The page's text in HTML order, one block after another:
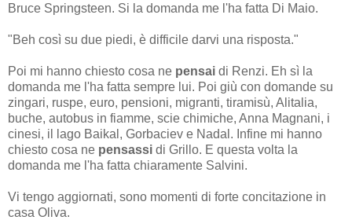
Bruce Springsteen. Si la domanda me l'ha fatta Di Maio.
"Beh così su due piedi, è difficile darvi una risposta."
Poi mi hanno chiesto cosa ne pensai di Renzi. Eh sì la
domanda me l'ha fatta sempre lui. Poi giù con domande su
zingari, ruspe, euro, pensioni, migranti, tiramisù, Alitalia,
buche, autobus in fiamme, scie chimiche, Anna Magnani, i
cinesi, il lago Baikal, Gorbaciev e Nadal. Infine mi hanno
chiesto cosa ne pensassi di Grillo. E questa volta la
domanda me l'ha fatta chiaramente Salvini.
Vi tengo aggiornati, sono momenti di forte concitazione in
casa Oliva.